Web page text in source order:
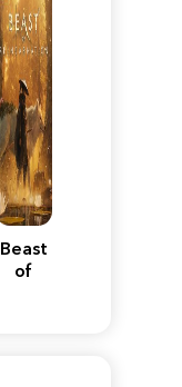
Beast
of